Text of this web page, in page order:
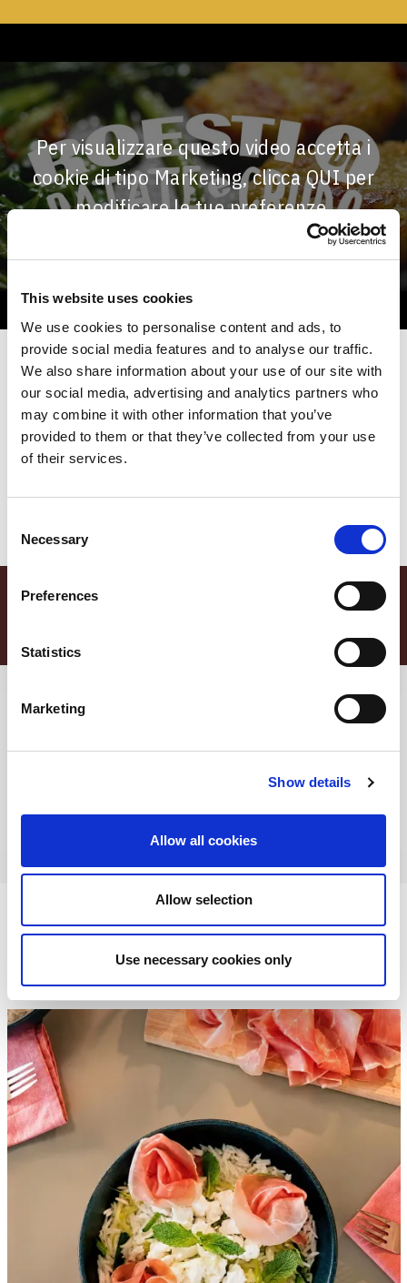
This website uses cookies
We use cookies to personalise content and ads, to
provide social media features and to analyse our traffic.
We also share information about your use of our site with
our social media, advertising and analytics partners who
may combine it with other information that you’ve
provided to them or that they’ve collected from your use
of their services.
Selection
Necessary
Preferences
Statistics
Marketing
Show details
Allow all cookies
Allow selection
Use necessary cookies only
Per visualizzare questo video accetta i
cookie di tipo Marketing, cliccaQUIper
modificare le tue preferenze.
Gli abbinamenti
che non ti
Lericette
Negroni